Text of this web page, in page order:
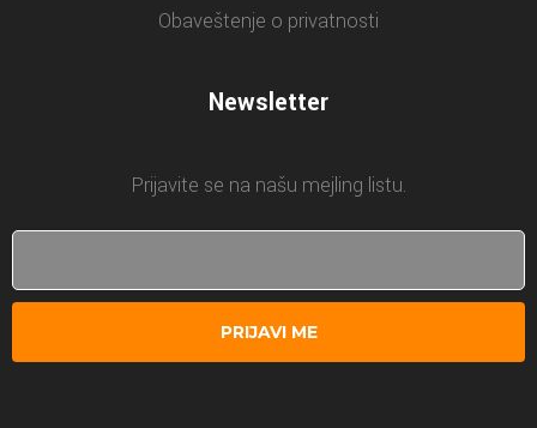
Obaveštenje o privatnosti
Newsletter
Prijavite se na našu mejling listu.
PRIJAVI ME